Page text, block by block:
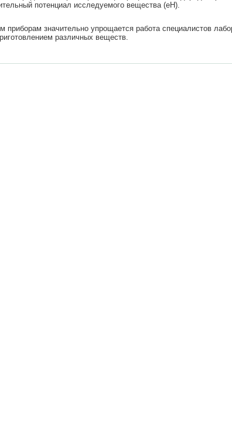
потенциал исследуемого вещества (eH).
приборам значительно упрощается работа специалистов
различных веществ.